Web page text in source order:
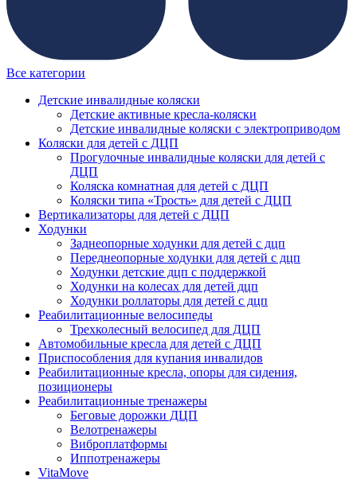
Все категории
Детские инвалидные коляски
Детские активные кресла-коляски
Детские инвалидные коляски с электроприводом
Коляски для детей с ДЦП
Прогулочные инвалидные коляски для детей с
ДЦП
Коляска комнатная для детей с ДЦП
Коляски типа «Трость» для детей с ДЦП
Вертикализаторы для детей с ДЦП
Ходунки
Заднеопорные ходунки для детей с дцп
Переднеопорные ходунки для детей с дцп
Ходунки детские дцп с поддержкой
Ходунки на колесах для детей дцп
Ходунки роллаторы для детей с дцп
Реабилитационные велосипеды
Трехколесный велосипед для ДЦП
Автомобильные кресла для детей с ДЦП
Приспособления для купания инвалидов
Реабилитационные кресла, опоры для сидения,
позиционеры
Реабилитационные тренажеры
Беговые дорожки ДЦП
Велотренажеры
Виброплатформы
Иппотренажеры
VitaMove